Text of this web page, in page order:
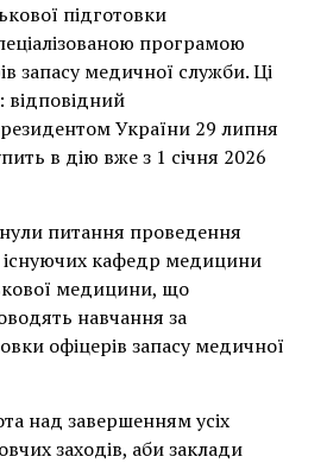
підготовки
програмою
запасу медичної служби. Ці
відповідний
України 29 липня
в дію вже з 1 січня 2026
питання проведення
існуючих кафедр медицини
медицини, що
навчання за
офіцерів запасу медичної
над завершенням усіх
заходів, аби заклади